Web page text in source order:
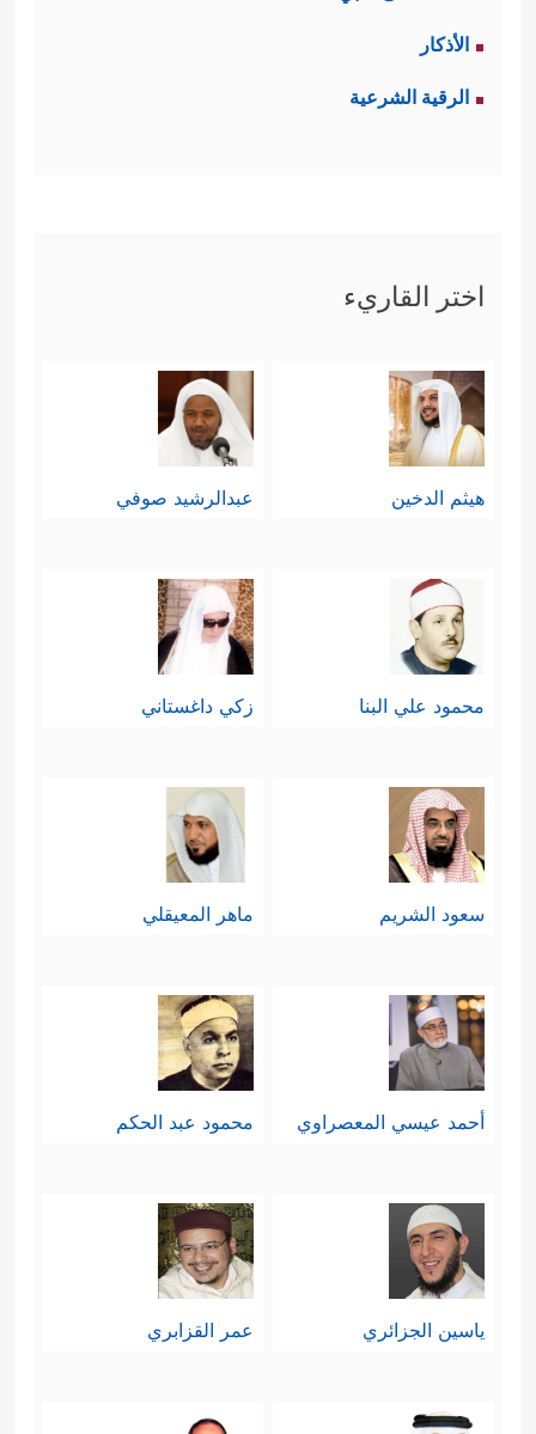
الأذكار
الرقية الشرعية
اختر القاريء
هيثم الدخين عبدالرشيد صوفي
محمود علي البنا زكي داغستاني
سعود الشريم ماهر المعيقلي
أحمد عيسي المعصراوي محمود عبد الحكم
ياسين الجزائري عمر القزابري